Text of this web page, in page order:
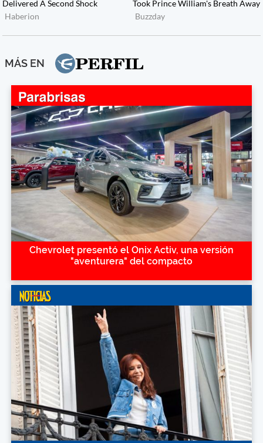
MÁS EN
Chevrolet presentó el Onix Activ, una versión
"aventurera" del compacto